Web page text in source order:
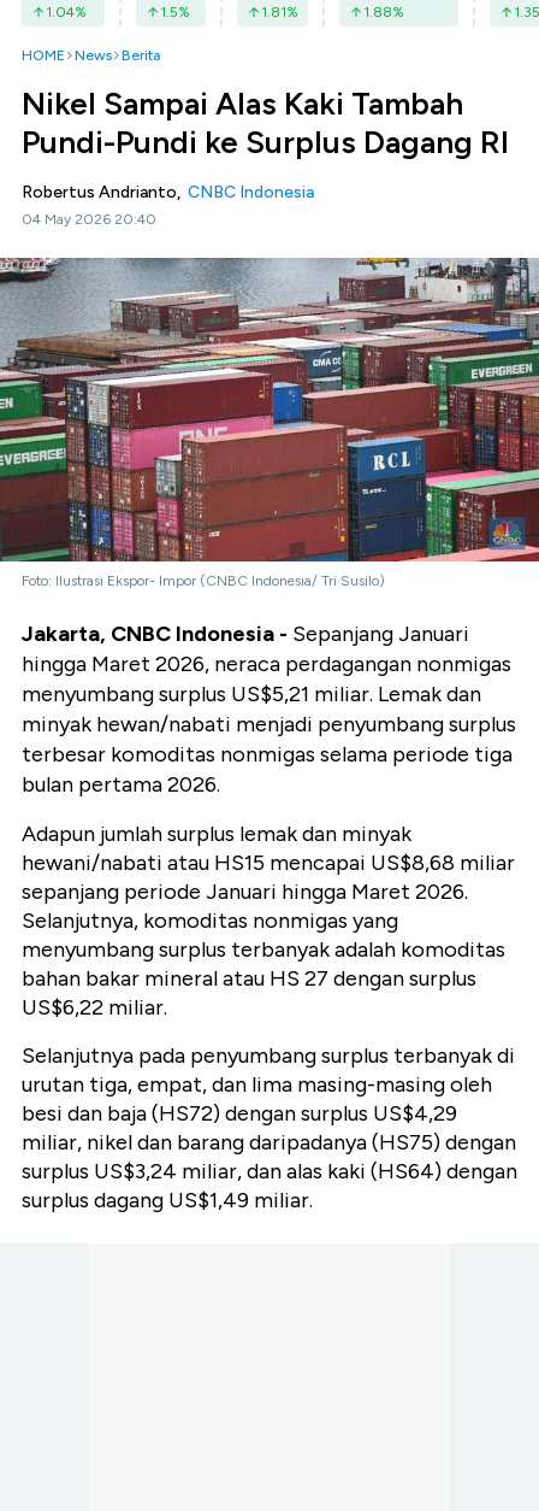
1.04% 1.5% 1.81% 1.88% 1.35
HOME News Berita
Nikel Sampai Alas Kaki Tambah
Pundi-Pundi ke Surplus Dagang RI
Robertus Andrianto, CNBC Indonesia
04 May 2026 20:40
Foto: Ilustrasi Ekspor- Impor (CNBC Indonesia/ Tri Susilo)
Jakarta, CNBC Indonesia - Sepanjang Januari
hingga Maret 2026, neraca perdagangan nonmigas
menyumbang surplus US$5,21 miliar. Lemak dan
minyak hewan/nabati menjadi penyumbang surplus
terbesar komoditas nonmigas selama periode tiga
bulan pertama 2026.
Adapun jumlah surplus lemak dan minyak
hewani/nabati atau HS15 mencapai US$8,68 miliar
sepanjang periode Januari hingga Maret 2026.
Selanjutnya, komoditas nonmigas yang
menyumbang surplus terbanyak adalah komoditas
bahan bakar mineral atau HS 27 dengan surplus
US$6,22 miliar.
Selanjutnya pada penyumbang surplus terbanyak di
urutan tiga, empat, dan lima masing-masing oleh
besi dan baja (HS72) dengan surplus US$4,29
miliar, nikel dan barang daripadanya (HS75) dengan
surplus US$3,24 miliar, dan alas kaki (HS64) dengan
surplus dagang US$1,49 miliar.